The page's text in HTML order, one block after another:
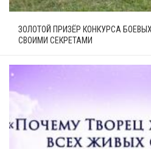
ЗОЛОТОЙ ПРИЗЁР КОНКУРСА
СВОИМИ СЕКРЕТАМИ